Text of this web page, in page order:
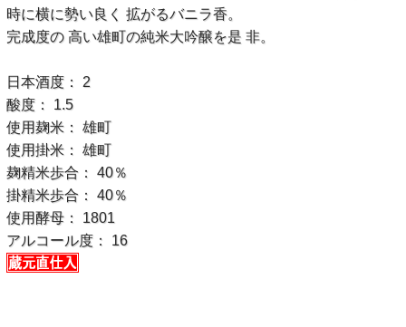
時に横に勢い良く 拡がるバニラ香。
完成度の 高い雄町の純米大吟醸を是 非。
日本酒度： 2
酸度： 1.5
使用麹米： 雄町
使用掛米： 雄町
麹精米歩合： 40％
掛精米歩合： 40％
使用酵母： 1801
アルコール度： 16